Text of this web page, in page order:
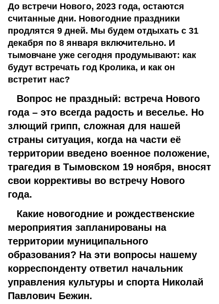
До встречи Нового, 2023 года, остаются
считанные дни. Новогодние праздники
продлятся 9 дней. Мы будем отдыхать с 31
декабря по 8 января включительно. И
тымовчане уже сегодня продумывают: как
будут встречать год Кролика, и как он
встретит нас?
Вопрос не праздный: встреча Нового
года – это всегда радость и веселье. Но
злющий грипп, сложная для нашей
страны ситуация, когда на части её
территории введено военное положение,
трагедия в Тымовском 19 ноября, вносят
свои коррективы во встречу Нового
года.
Какие новогодние и рождественские
мероприятия запланированы на
территории муниципального
образования? На эти вопросы нашему
корреспонденту ответил начальник
управления культуры и спорта Николай
Павлович Бежин.